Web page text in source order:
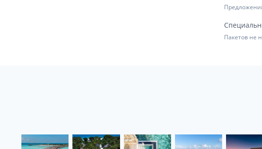
Пакетов не